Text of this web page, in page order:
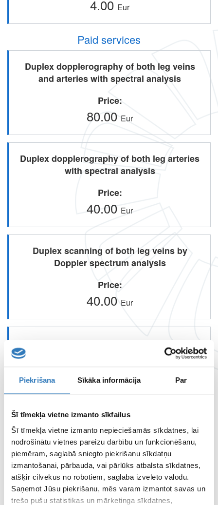
Piekrišana Sīkāka informācija Par
Šī tīmekļa vietne izmanto sīkfailus
Šī tīmekļa vietne izmanto nepieciešamās sīkdatnes, lai
nodrošinātu vietnes pareizu darbību un funkcionēšanu,
piemēram, saglabā sniegto piekrišanu sīkdatņu
izmantošanai, pārbauda, vai pārlūks atbalsta sīkdatnes,
atšķir cilvēkus no robotiem, saglabā izvēlēto valodu.
Saņemot Jūsu piekrišanu, mēs varam izmantot savas un
trešo pušu statistikas un mārketinga sīkdatnes,
4.00 Eur
Paid services
Duplex dopplerography of both leg veins
and arteries with spectral analysis
Price
80.00 Eur
Duplex dopplerography of both leg arteries
with spectral analysis
Price
40.00 Eur
Duplex scanning of both leg veins by
Doppler spectrum analysis
Price
40.00 Eur
Duplex dopplerography of transcranial and
brahiocephalic vessels with spectral
analysis and duplex dopplerography with
sepctra analysis
90.00Eur
Duplex dopplerography of braococal
vascular vessels with spectrum analysis
and duplex dopplerography with spectrum
analysis